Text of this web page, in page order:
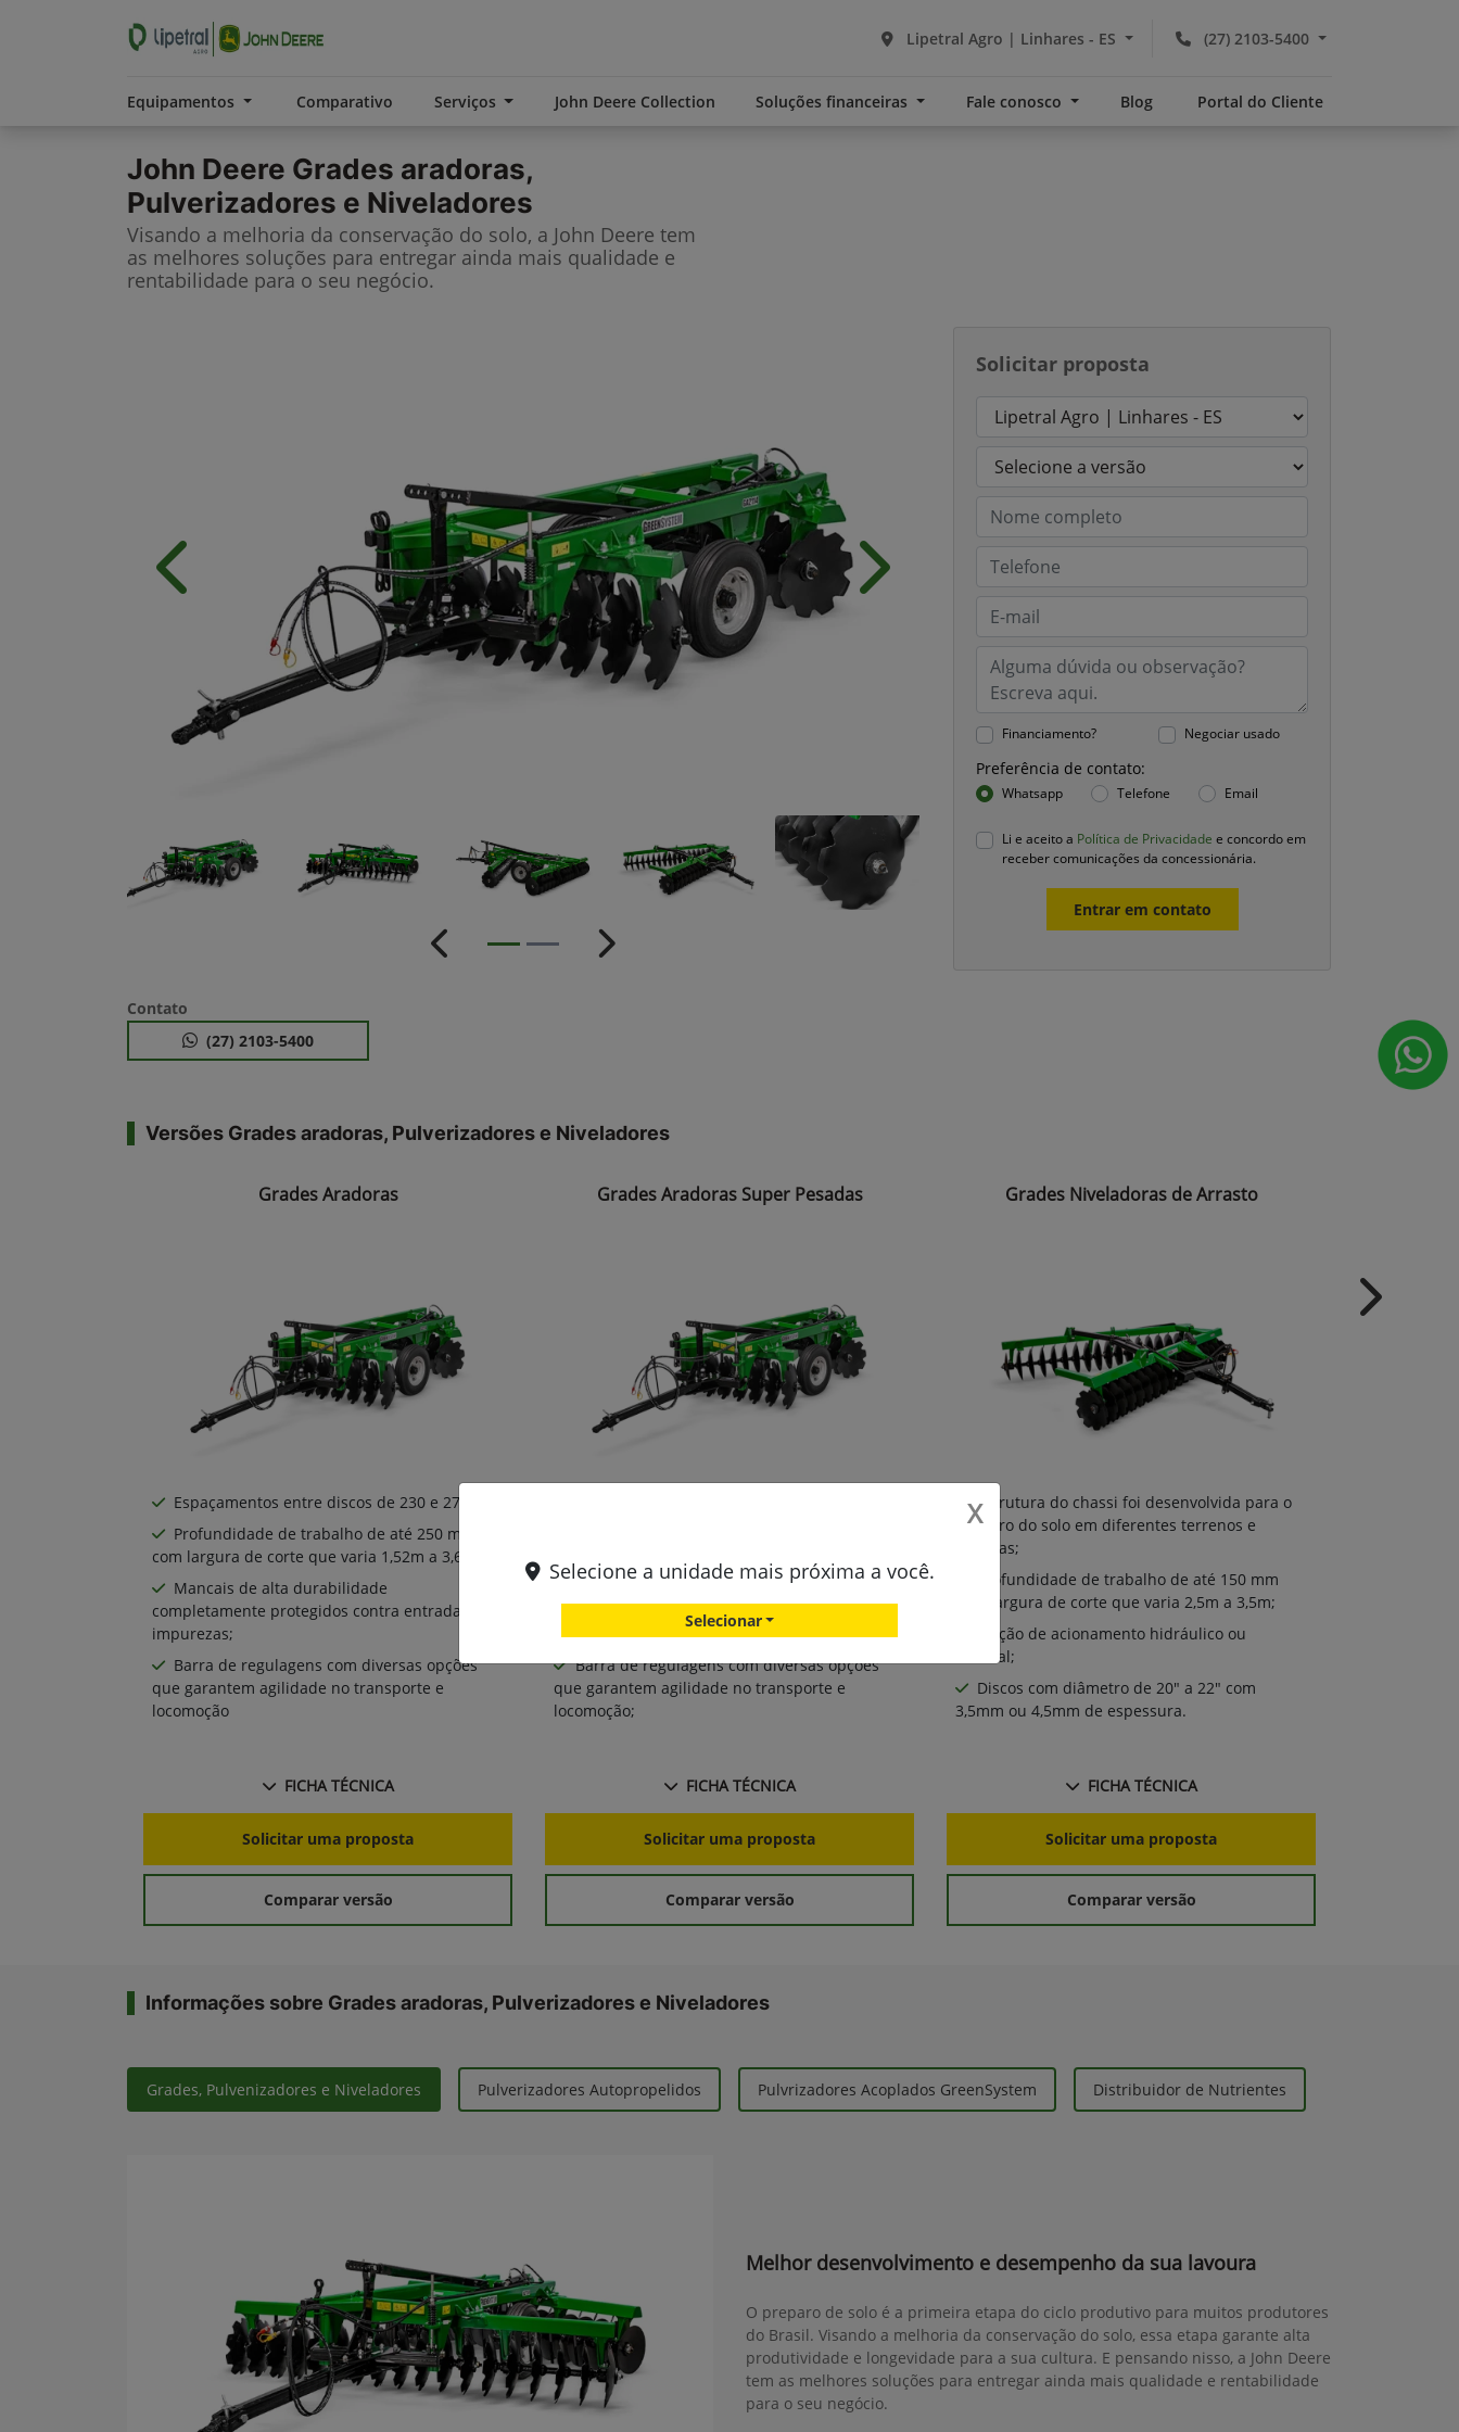
(27) 2103-5400
Lipetral Agro | Linhares - ES
Equipamentos Comparativo Serviços John Deere Collection Soluções financeiras Fale conosco Blog Portal do Cliente
John Deere Grades aradoras,
Pulverizadores e Niveladores
Visando a melhoria da conservação do solo, a John Deere tem
as melhores soluções para entregar ainda mais qualidade e
rentabilidade para o seu negócio.
Solicitar proposta
Financiamento? Negociar usado
Preferência de contato:
Whatsapp Telefone Email
Li e aceito a Política de Privacidade e concordo em
receber comunicações da concessionária.
Entrar em contato
Anterior Próximo
Anterior Próximo
Contato
(27) 2103-5400
Versões Grades aradoras, Pulverizadores e Niveladores
Grades Aradoras
Espaçamentos entre discos de 230 e 270mm​;
Profundidade de trabalho de até 250 mm
com largura de corte que varia 1,52m a 3,65m;
Mancais de alta durabilidade
completamente protegidos contra entrada de
impurezas;
Barra de regulagens com diversas opções
que garantem agilidade no transporte e
locomoção
FICHA TÉCNICA
Solicitar uma proposta
Comparar versão
Grades Aradoras Super Pesadas
completamente protegidos contra entrada de
impurezas;
Barra de regulagens com diversas opções
que garantem agilidade no transporte e
locomoção;
FICHA TÉCNICA
Solicitar uma proposta
Comparar versão
Grades Niveladoras de Arrasto
Estrutura do chassi foi desenvolvida para o
preparo do solo em diferentes terrenos e
culturas;
Profundidade de trabalho de até 150 mm
com largura de corte que varia 2,5m a 3,5m;
Opção de acionamento hidráulico ou
manual;
Discos com diâmetro de 20" a 22" com
3,5mm ou 4,5mm de espessura.
FICHA TÉCNICA
Solicitar uma proposta
Comparar versão
Next
Informações sobre Grades aradoras, Pulverizadores e Niveladores
Grades, Pulvenizadores e Niveladores Pulverizadores Autopropelidos Pulvrizadores Acoplados GreenSystem Distribuidor de Nutrientes
Melhor desenvolvimento e desempenho da sua lavoura
O preparo de solo é a primeira etapa do ciclo produtivo para muitos produtores
do Brasil. Visando a melhoria da conservação do solo, essa etapa garante alta
produtividade e longevidade para a sua cultura. E pensando nisso, a John Deere
tem as melhores soluções para entregar ainda mais qualidade e rentabilidade
para o seu negócio.
X
Selecione a unidade mais próxima a você.
Selecionar